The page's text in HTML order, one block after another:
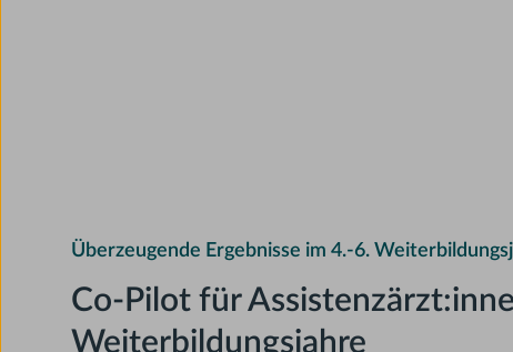
Überzeugende Ergebnisse im 4.-6.
Co-Pilot für
Weiterbildungsjahre